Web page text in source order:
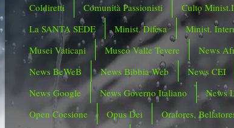
Coldiretti
Comunità Passionisti Culto
La SANTA SEDE
Minist. Difesa Minist.
Musei Vaticani
Museo Valle Tevere News
News BeWeB
News Bibbia Web News CEI
News Google
News Governo Italiano News
Open Coesione
Opus Dei Oratores,